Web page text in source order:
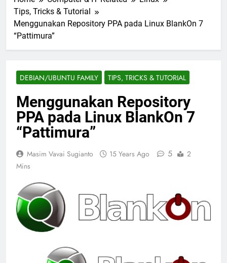
Tips, Tricks & Tutorial
Menggunakan Repository PPA pada Linux BlankOn 7
“Pattimura”
DEBIAN/UBUNTU FAMILY TIPS, TRICKS & TUTORIAL
Menggunakan Repository
PPA pada Linux BlankOn 7
“Pattimura”
Masim Vavai Sugianto 15 Years Ago 5
2
Mins